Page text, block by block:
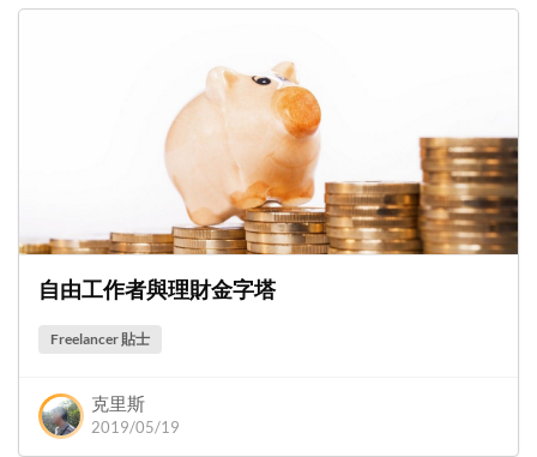
自由工作者與理財金字塔
Freelancer 貼士
克里斯
2019/05/19